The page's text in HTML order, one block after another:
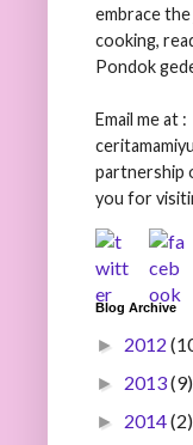
embrace
cooking,
Pondok
Email me at :
partnership
you for
Blog Archive
► 2012
► 2013(9)
► 2014(2)